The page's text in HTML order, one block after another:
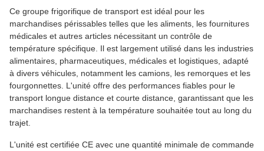
Ce groupe frigorifique de transport est idéal pour les
marchandises périssables telles que les aliments, les fournitures
médicales et autres articles nécessitant un contrôle de
température spécifique. Il est largement utilisé dans les industries
alimentaires, pharmaceutiques, médicales et logistiques, adapté
à divers véhicules, notamment les camions, les remorques et les
fourgonnettes. L'unité offre des performances fiables pour le
transport longue distance et courte distance, garantissant que les
marchandises restent à la température souhaitée tout au long du
trajet.
L'unité est certifiée CE avec une quantité minimale de commande